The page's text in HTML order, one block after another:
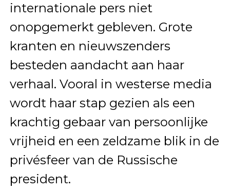
internationale pers niet
onopgemerkt gebleven. Grote
kranten en nieuwszenders
besteden aandacht aan haar
verhaal. Vooral in westerse media
wordt haar stap gezien als een
krachtig gebaar van persoonlijke
vrijheid en een zeldzame blik in de
privésfeer van de Russische
president.